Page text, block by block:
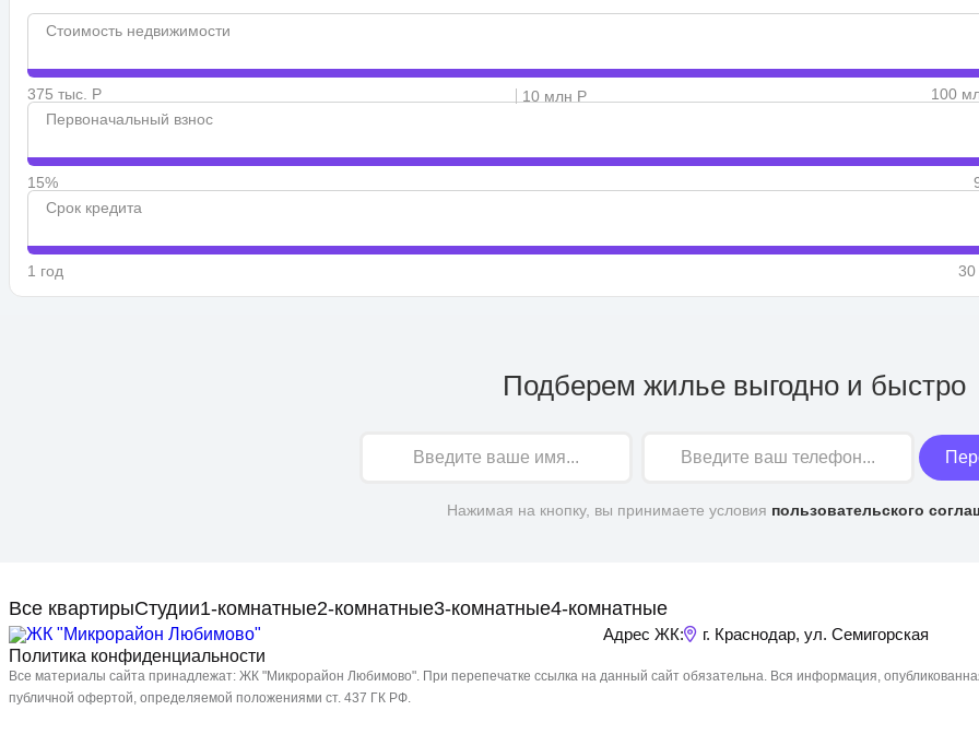
Стоимость недвижимости
375 тыс. Р 10 млн Р
100
Первоначальный взнос
15%
Срок кредита
1 год 30
Подберем жилье выгодно и быстро
Нажимая на кнопку, вы принимаете условия пользовательского
Все квартирыСтудии1-комнатные2-комнатные3-комнатные4-комнатные
Адрес ЖК: г. Краснодар, ул. Семигорская
Политика конфиденциальности
Все материалы сайта принадлежат: ЖК "Микрорайон Любимово". При перепечатке ссылка на данный сайт обязательна. Вся информация,
публичной офертой, определяемой положениями ст. 437 ГК РФ.